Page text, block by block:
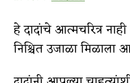
हे दादांचे आत्मचरित्र
निश्चित उजाळा मिळाला